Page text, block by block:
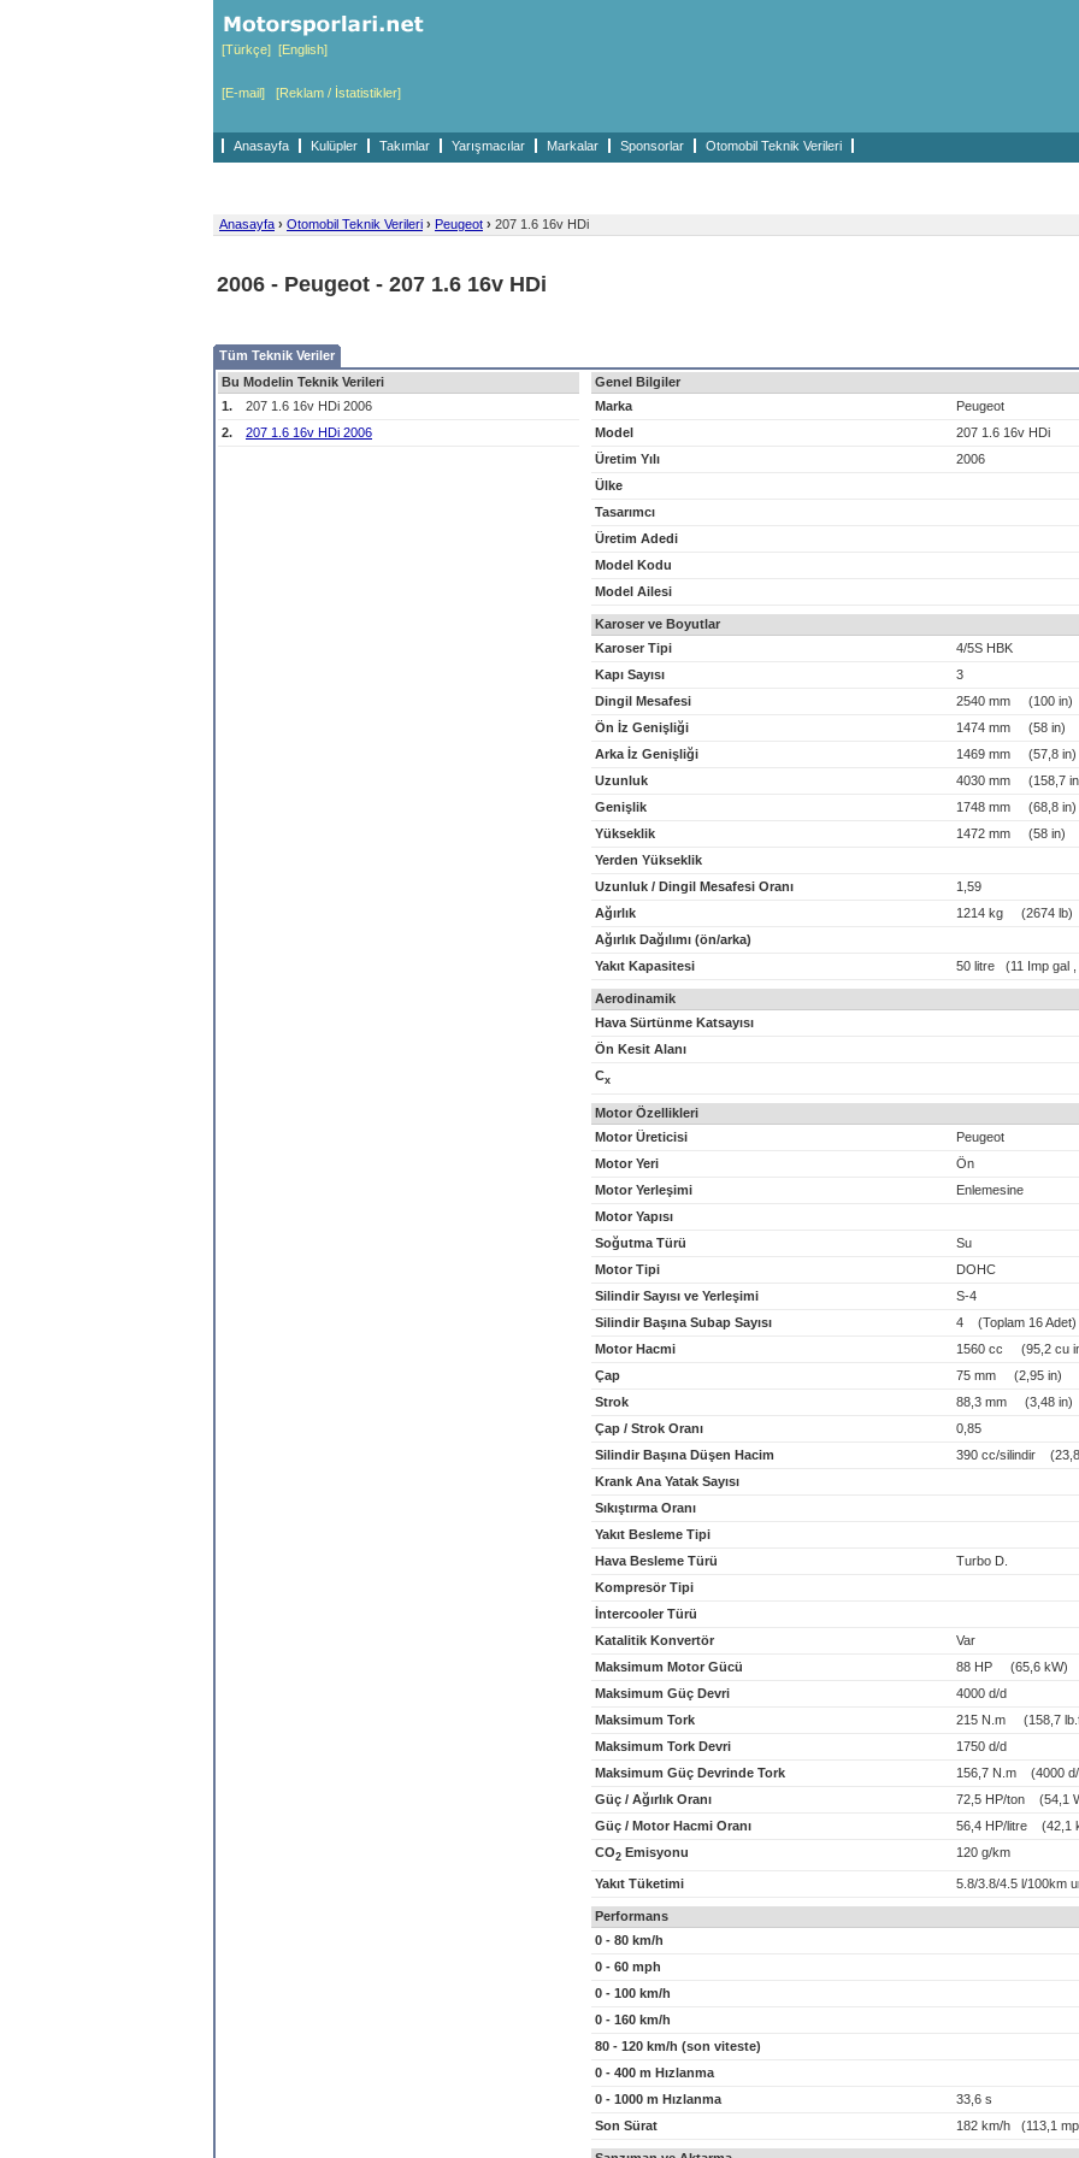
[Türkçe] [English]
[E-mail] [Reklam / İstatistikler]
Anasayfa Kulüpler Takımlar Yarışmacılar Markalar Sponsorlar Otomobil Teknik Verileri
Anasayfa › Otomobil Teknik Verileri › Peugeot › 207 1.6 16v HDi
2006 - Peugeot - 207 1.6 16v HDi
Tüm Teknik Veriler
Bu Modelin Teknik Verileri
1.
207 1.6 16v HDi 2006
2.
207 1.6 16v HDi 2006
Genel Bilgiler
Marka
Peugeot
Model
207 1.6 16v HDi
Üretim Yılı
2006
Ülke
Tasarımcı
Üretim Adedi
Model Kodu
Model Ailesi
Karoser ve Boyutlar
Karoser Tipi
4/5S HBK
Kapı Sayısı
3
Dingil Mesafesi
2540 mm (100 in)
Ön İz Genişliği
1474 mm (58 in)
Arka İz Genişliği
1469 mm (57,8 in)
Uzunluk
4030 mm (158,7
Genişlik
1748 mm (68,8 in)
Yükseklik
1472 mm (58 in)
Yerden Yükseklik
Uzunluk / Dingil Mesafesi Oranı
1,59
Ağırlık
1214 kg (2674 lb)
Ağırlık Dağılımı (ön/arka)
Yakıt Kapasitesi
50 litre (11 Imp gal
Aerodinamik
Hava Sürtünme Katsayısı
Ön Kesit Alanı
Cx
Motor Özellikleri
Motor Üreticisi
Peugeot
Motor Yeri
Ön
Motor Yerleşimi
Enlemesine
Motor Yapısı
Soğutma Türü
Su
Motor Tipi
DOHC
Silindir Sayısı ve Yerleşimi
S-4
Silindir Başına Subap Sayısı
4 (Toplam 16 Adet)
Motor Hacmi
1560 cc (95,2 cu
Çap
75 mm (2,95 in)
Strok
88,3 mm (3,48 in)
Çap / Strok Oranı
0,85
Silindir Başına Düşen Hacim
390 cc/silindir (23,8
Krank Ana Yatak Sayısı
Sıkıştırma Oranı
Yakıt Besleme Tipi
Hava Besleme Türü
Turbo D.
Kompresör Tipi
İntercooler Türü
Katalitik Konvertör
Var
Maksimum Motor Gücü
88 HP (65,6 kW)
Maksimum Güç Devri
4000 d/d
Maksimum Tork
215 N.m (158,7
Maksimum Tork Devri
1750 d/d
Maksimum Güç Devrinde Tork
156,7 N.m (4000
Güç / Ağırlık Oranı
72,5 HP/ton (54,1
Güç / Motor Hacmi Oranı
56,4 HP/litre (42,1
CO2 Emisyonu 120 g/km
Yakıt Tüketimi 5.8/3.8/4.5 l/100km
Performans
0 - 80 km/h
0 - 60 mph
0 - 100 km/h
0 - 160 km/h
80 - 120 km/h (son viteste)
0 - 400 m Hızlanma
0 - 1000 m Hızlanma
33,6 s
Son Sürat
182 km/h (113,1